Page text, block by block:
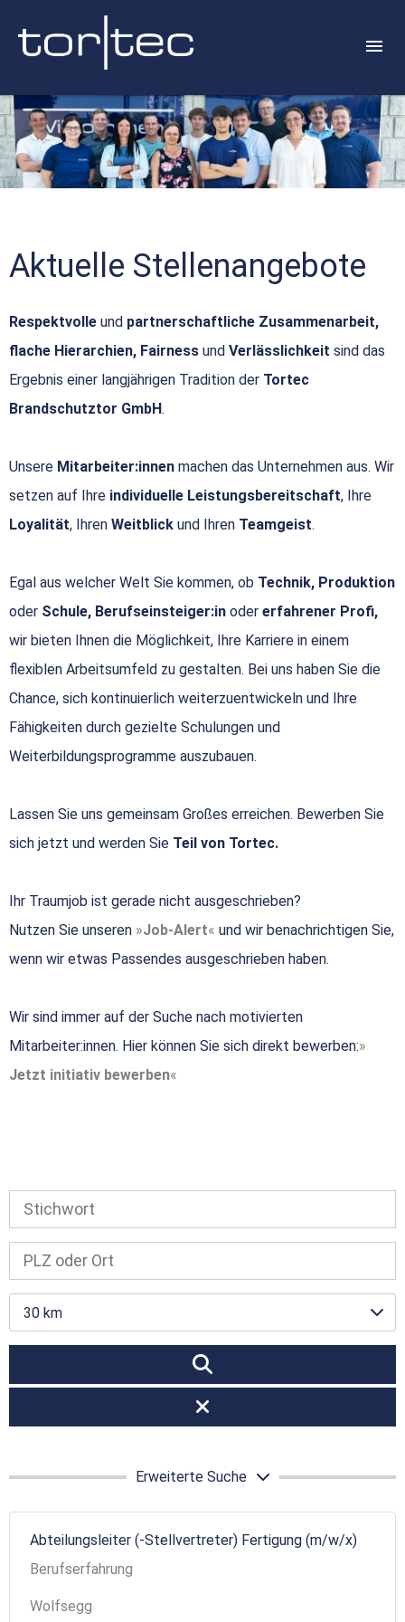
Aktuelle Stellenangebote
Respektvolle und partnerschaftliche Zusammenarbeit,
flache Hierarchien, Fairness und Verlässlichkeit sind das
Ergebnis einer langjährigen Tradition der Tortec
Brandschutztor GmbH.
Unsere Mitarbeiter:innen machen das Unternehmen aus. Wir
setzen auf Ihre individuelle Leistungsbereitschaft, Ihre
Loyalität, Ihren Weitblick und Ihren Teamgeist.
Egal aus welcher Welt Sie kommen, ob Technik, Produktion
oder Schule, Berufseinsteiger:in oder erfahrener Profi,
wir bieten Ihnen die Möglichkeit, Ihre Karriere in einem
flexiblen Arbeitsumfeld zu gestalten. Bei uns haben Sie die
Chance, sich kontinuierlich weiterzuentwickeln und Ihre
Fähigkeiten durch gezielte Schulungen und
Weiterbildungsprogramme auszubauen.
Lassen Sie uns gemeinsam Großes erreichen. Bewerben Sie
sich jetzt und werden Sie Teil von Tortec.
Ihr Traumjob ist gerade nicht ausgeschrieben?
Nutzen Sie unseren
Job-Alert
und wir benachrichtigen Sie,
wenn wir etwas Passendes ausgeschrieben haben.
Wir sind immer auf der Suche nach motivierten
Mitarbeiter:innen. Hier können Sie sich direkt bewerben:
Jetzt initiativ bewerben
30 km
Erweiterte Suche
Abteilungsleiter (-Stellvertreter) Fertigung (m/w/x)
Berufserfahrung
Wolfsegg